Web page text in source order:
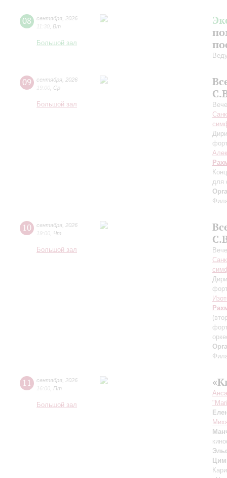
08 сентября 2026
11:30 Вт
Большой зал
09 сентября 2026
19:00 Ср
Большой зал
для
10 сентября 2026
19:00 Чт
Большой зал
11 сентября 2026
16:00 Пт
Большой зал